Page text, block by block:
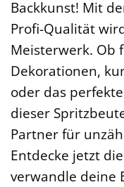
Backkunst! Mit
Profi-Qualität
Meisterwerk. Ob
Dekorationen,
oder das
dieser
Partner für
Entdecke jetzt
verwandle deine